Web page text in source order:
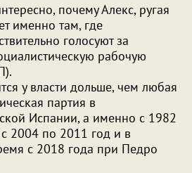
почему Алекс, ругая
именно там, где
голосуют за
рабочую
у власти дольше, чем любая
партия в
Испании, а именно с 1982
2004 по 2011 год и в
с 2018 года при Педро